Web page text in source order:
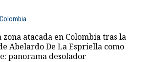
zona atacada en Colombia tras la
Abelardo De La Espriella como
panorama desolador